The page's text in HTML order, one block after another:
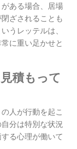
ある場合、居場
ざされることも
うレッテルは、
に重い足かせと
積もって
人が行動を起こ
分は特別な状況
る心理が働いて